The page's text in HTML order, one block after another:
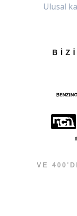
Ulusal
BİZİ
VE